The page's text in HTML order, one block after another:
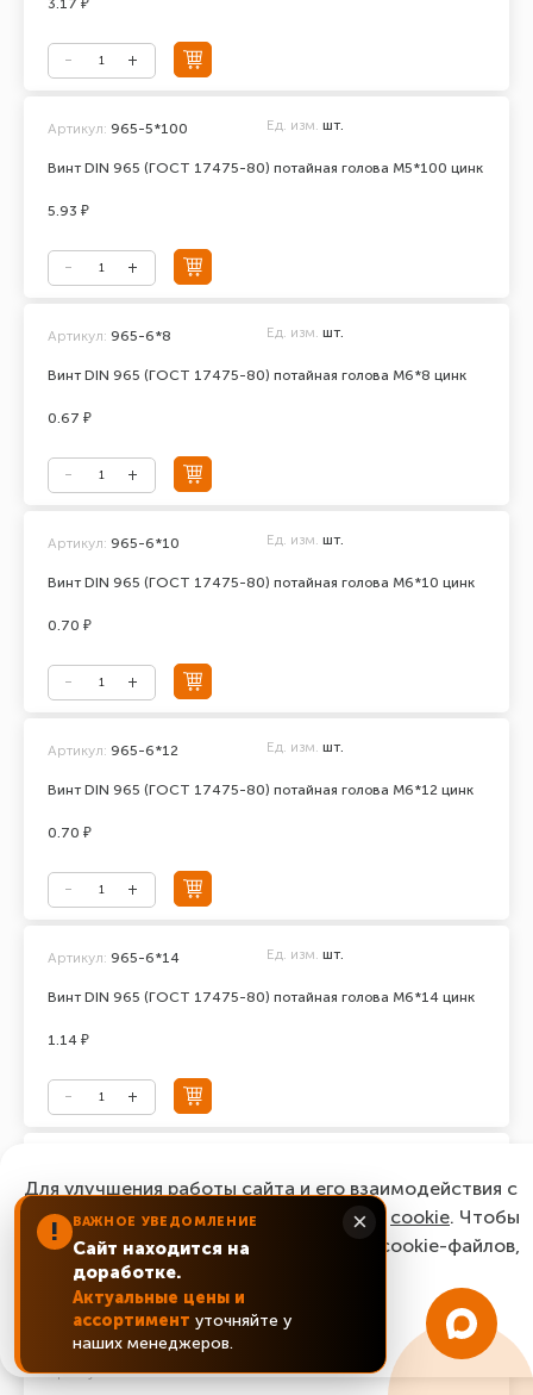
3.17 ₽
Винт DIN 965 (ГОСТ 17475-80) потайная голова М5*100 цинк
Артикул: 965-5*100 Ед. изм. шт.
5.93 ₽
Винт DIN 965 (ГОСТ 17475-80) потайная голова М6*8 цинк
Артикул: 965-6*8 Ед. изм. шт.
0.67 ₽
Винт DIN 965 (ГОСТ 17475-80) потайная голова М6*10 цинк
Артикул: 965-6*10 Ед. изм. шт.
0.70 ₽
Винт DIN 965 (ГОСТ 17475-80) потайная голова М6*12 цинк
Артикул: 965-6*12 Ед. изм. шт.
0.70 ₽
Винт DIN 965 (ГОСТ 17475-80) потайная голова М6*14 цинк
Артикул: 965-6*14 Ед. изм. шт.
1.14 ₽
Винт DIN 965 (ГОСТ 17475-80) потайная голова М6*16 цинк
0.87 ₽
Артикул: 965-6*20 Ед. изм. шт.
! ВАЖНОЕ УВЕДОМЛЕНИЕ
Сайт находится на
доработке.
Актуальные цены и
ассортимент уточняйте у
наших менеджеров.
×
Для улучшения работы сайта и его взаимодействия с
пользователями мы используем файлы cookie. Чтобы
согласиться с нашим использованием cookie-файлов,
нажмите “Ок, понятно!”
ОК, понятно!